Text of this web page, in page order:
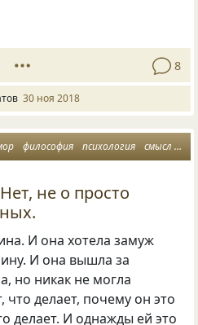
8
30 ноя 2018
философия психология смысл
не о просто
И она хотела замуж
И она вышла за
, но никак не могла
, что делает, почему он это
делает. И однажды ей это